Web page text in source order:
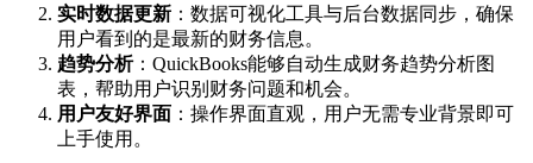
实时数据更新 ：数据可视化工具与后台数据同步，确保
用户看到的是最新的财务信息。
趋势分析：QuickBooks能够自动生成财务趋势分析图
表，帮助用户识别财务问题和机会。
用户友好界面 ：操作界面直观，用户无需专业背景即可
上手使用。